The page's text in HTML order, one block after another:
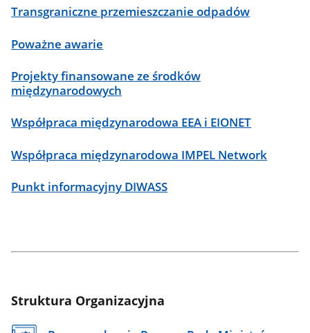
Transgraniczne przemieszczanie odpadów
Poważne awarie
Projekty finansowane ze środków
międzynarodowych
Współpraca międzynarodowa EEA i EIONET
Współpraca międzynarodowa IMPEL Network
Punkt informacyjny DIWASS
Struktura Organizacyjna